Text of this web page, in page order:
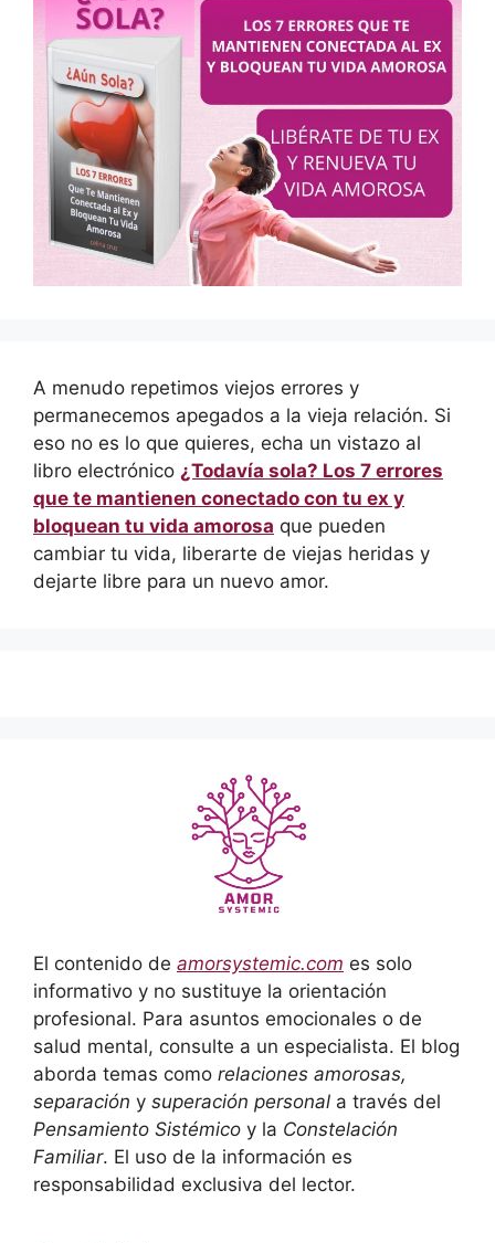
A menudo repetimos viejos errores y
permanecemos apegados a la vieja relación. Si
eso no es lo que quieres, echa un vistazo al
libro electrónico ¿Todavía sola? Los 7 errores
que te mantienen conectado con tu ex y
bloquean tu vida amorosa que pueden
cambiar tu vida, liberarte de viejas heridas y
dejarte libre para un nuevo amor.
El contenido de amorsystemic.com es solo
informativo y no sustituye la orientación
profesional. Para asuntos emocionales o de
salud mental, consulte a un especialista. El blog
aborda temas como relaciones amorosas,
separación y superación personal a través del
Pensamiento Sistémico y la Constelación
Familiar. El uso de la información es
responsabilidad exclusiva del lector.